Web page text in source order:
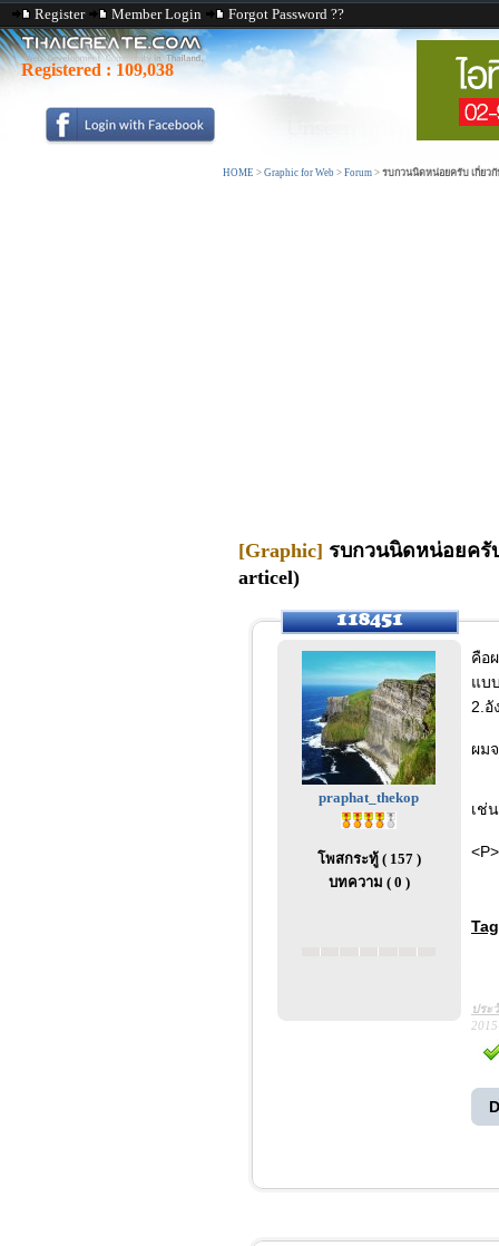
Register Member Login Forgot Password ??
Registered : 109,038
HOME > Graphic for Web > Forum > รบกวนนิดหน่อยครับ เกี่ยว
[Graphic] รบกวนนิดหน่อยครั
articel)
praphat_thekop
โพสกระทู้ ( 157 )
บทความ ( 0 )
คือ
แบ
2.อั
ผม
เช่น
Tag
ประ